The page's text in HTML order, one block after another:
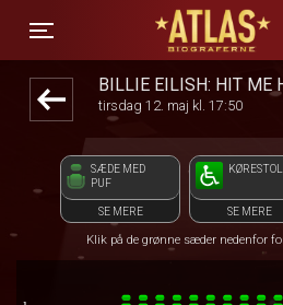
Toggle navigation
ATLAS
BILLIE EILISH: HIT ME
tirsdag 12. maj kl. 17:50
SÆDE MED
PUF
SE MERE
KØRESTOL
SE MERE
Klik på de grønne sæder nedenfor
1step-front02